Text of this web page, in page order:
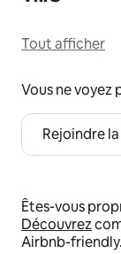
Tout afficher
Vous ne voyez
Rejoindre
Êtes-vous
Découvrez
Airbnb-friendly.